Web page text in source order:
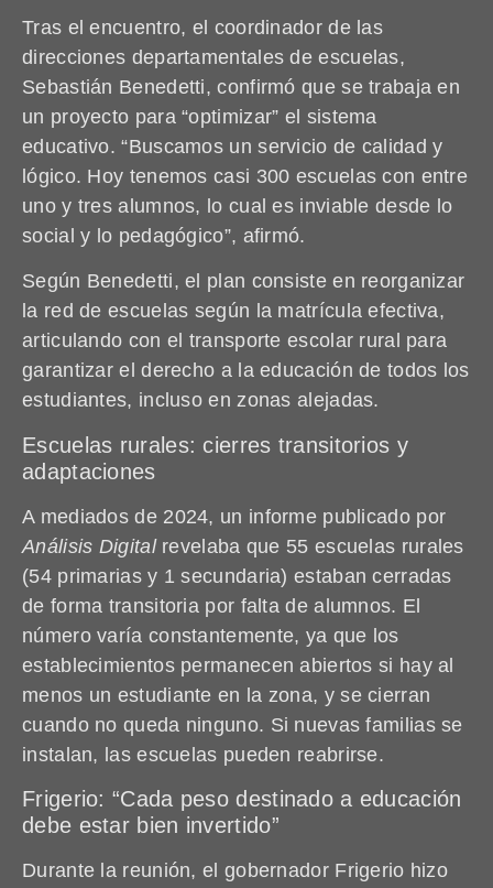
Tras el encuentro, el coordinador de las
direcciones departamentales de escuelas,
Sebastián Benedetti, confirmó que se trabaja en
un proyecto para “optimizar” el sistema
educativo. “Buscamos un servicio de calidad y
lógico. Hoy tenemos casi 300 escuelas con entre
uno y tres alumnos, lo cual es inviable desde lo
social y lo pedagógico”, afirmó.
Según Benedetti, el plan consiste en reorganizar
la red de escuelas según la matrícula efectiva,
articulando con el transporte escolar rural para
garantizar el derecho a la educación de todos los
estudiantes, incluso en zonas alejadas.
Escuelas rurales: cierres transitorios y
adaptaciones
A mediados de 2024, un informe publicado por
Análisis Digitalrevelaba que 55 escuelas rurales
(54 primarias y 1 secundaria) estaban cerradas
de forma transitoria por falta de alumnos. El
número varía constantemente, ya que los
establecimientos permanecen abiertos si hay al
menos un estudiante en la zona, y se cierran
cuando no queda ninguno. Si nuevas familias se
instalan, las escuelas pueden reabrirse.
Frigerio: “Cada peso destinado a educación
debe estar bien invertido”
Durante la reunión, el gobernador Frigerio hizo